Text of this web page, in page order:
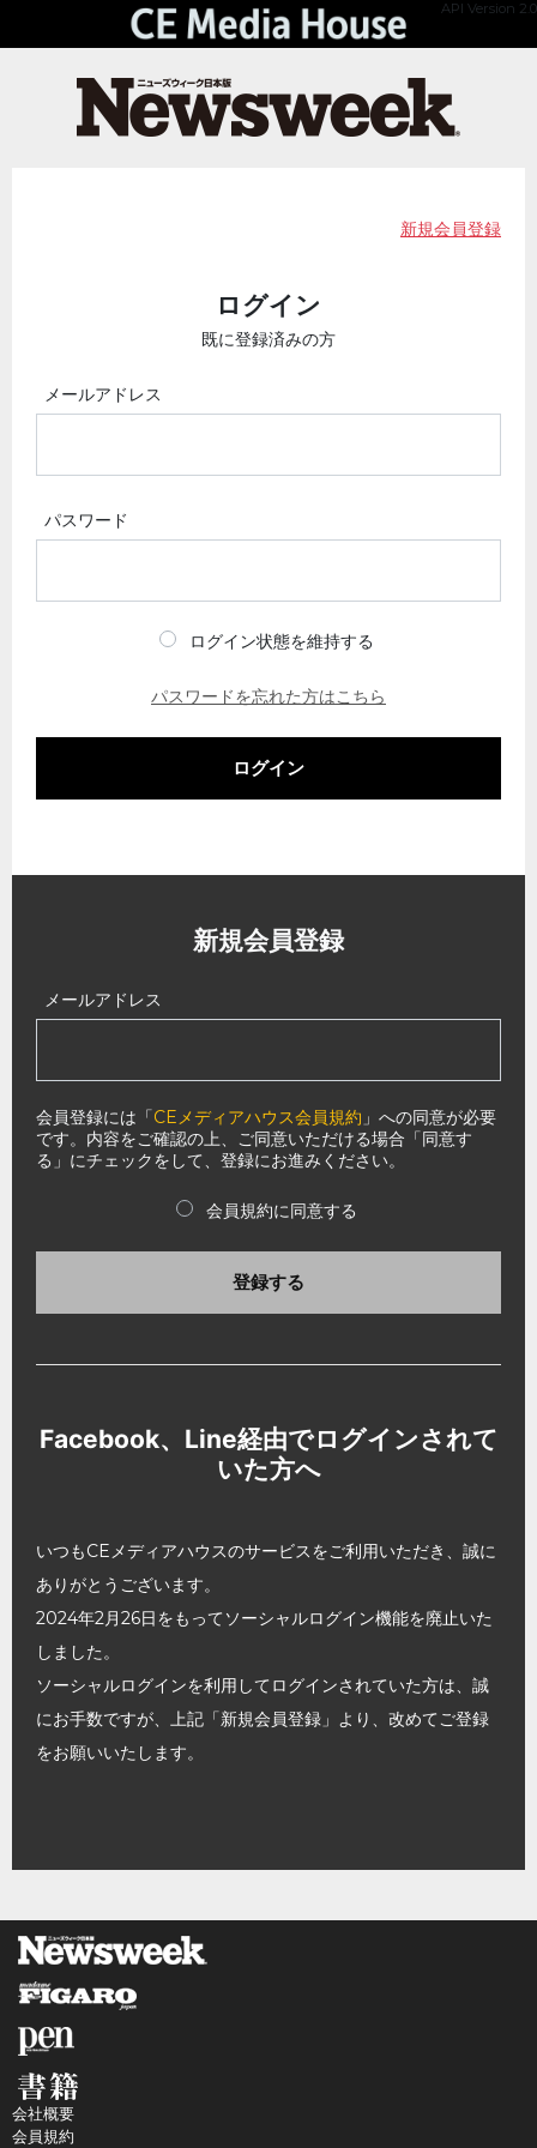
API Version 2.0
新規会員登録
ログイン
既に登録済みの方
メールアドレス
パスワード
ログイン状態を維持する
パスワードを忘れた方はこちら
ログイン
新規会員登録
メールアドレス
会員登録には「CEメディアハウス会員規約 」への同意が必要
です。内容をご確認の上、ご同意いただける場合「同意す
る」にチェックをして、登録にお進みください。
会員規約に同意する
登録する
Facebook、Line経由でログインされて
いた方へ
いつもCEメディアハウスのサービスをご利用いただき、誠に
ありがとうございます。
2024年2月26日をもってソーシャルログイン機能を廃止いた
しました。
ソーシャルログインを利用してログインされていた方は、誠
にお手数ですが、上記「新規会員登録」より、改めてご登録
をお願いいたします。
会社概要
会員規約